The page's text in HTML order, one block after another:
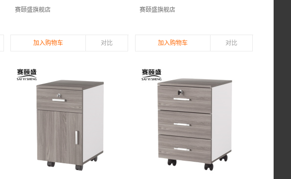
赛颐盛旗舰店
加入购物车 对比
赛颐盛旗舰店
加入购物车 对比